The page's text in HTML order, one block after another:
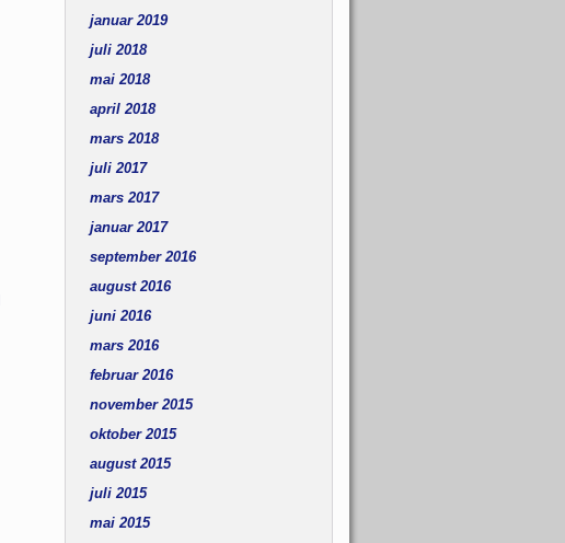
januar 2019
juli 2018
mai 2018
april 2018
mars 2018
juli 2017
mars 2017
januar 2017
september 2016
august 2016
juni 2016
mars 2016
februar 2016
november 2015
oktober 2015
august 2015
juli 2015
mai 2015